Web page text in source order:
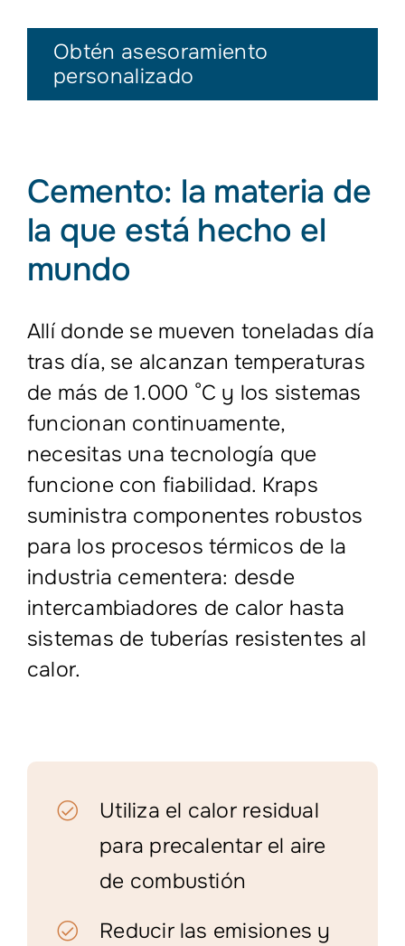
Obtén asesoramiento
personalizado
Cemento: la materia de
la que está hecho el
mundo
Allí donde se mueven toneladas día
tras día, se alcanzan temperaturas
de más de 1.000 °C y los sistemas
funcionan continuamente,
necesitas una tecnología que
funcione con fiabilidad. Kraps
suministra componentes robustos
para los procesos térmicos de la
industria cementera: desde
intercambiadores de calor hasta
sistemas de tuberías resistentes al
calor.
Utiliza el calor residual
para precalentar el aire
de combustión
Reducir las emisiones y